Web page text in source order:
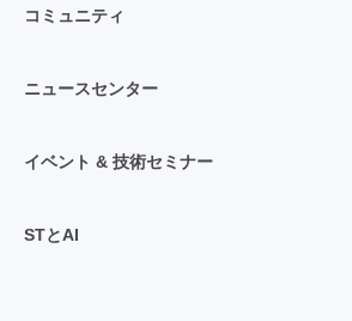
コミュニティ
ニュースセンター
イベント & 技術セミナー
STとAI